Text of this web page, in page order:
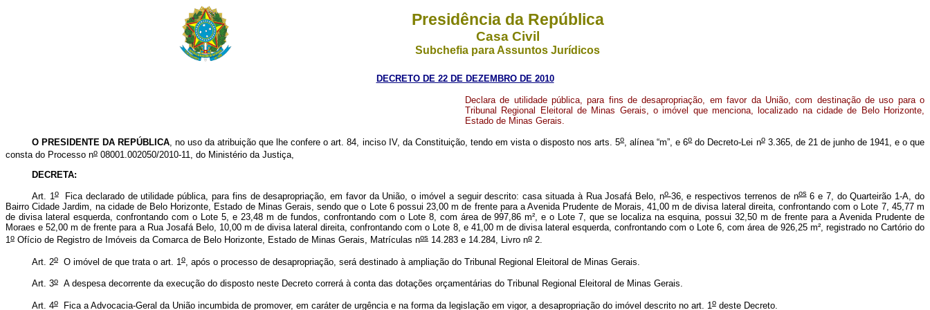
Presidência da República
Casa Civil
Subchefia para Assuntos Jurídicos
DECRETO DE 22 DE DEZEMBRO DE 2010
Declara de utilidade pública, para fins de desapropriação, em favor da União, com destinação de uso para o
Tribunal Regional Eleitoral de Minas Gerais, o imóvel que menciona, localizado na cidade de Belo Horizonte,
Estado de Minas Gerais.
O PRESIDENTE DA REPÚBLICA, no uso da atribuição que lhe confere o art. 84, inciso IV, da Constituição, tendo em vista o disposto nos arts. 5o, alínea “m”, e 6odo Decreto-Lei no3.365, de 21 de junho de 1941, e o que
consta do Processo no 08001.002050/2010-11, do Ministério da Justiça,
DECRETA:
Art. 1oFica declarado de utilidade pública, para fins de desapropriação, em favor da União, o imóvel a seguir descrito: casa situada à Rua Josafá Belo, no 36, e respectivos terrenos de nos6 e 7, do Quarteirão 1-A, do
Bairro Cidade Jardim, na cidade de Belo Horizonte, Estado de Minas Gerais, sendo que o Lote 6 possui 23,00 m de frente para a Avenida Prudente de Morais, 41,00 m de divisa lateral direita, confrontando com o Lote 7, 45,77 m
de divisa lateral esquerda, confrontando com o Lote 5, e 23,48 m de fundos, confrontando com o Lote 8, com área de 997,86 m², e o Lote 7, que se localiza na esquina, possui 32,50 m de frente para a Avenida Prudente de
Moraes e 52,00 m de frente para a Rua Josafá Belo, 10,00 m de divisa lateral direita, confrontando com o Lote 8, e 41,00 m de divisa lateral esquerda, confrontando com o Lote 6, com área de 926,25 m², registrado no Cartório do
1o Ofício de Registro de Imóveis da Comarca de Belo Horizonte, Estado de Minas Gerais, Matrículas nos 14.283 e 14.284, Livro no 2.
Art. 2oO imóvel de que trata o art. 1o, após o processo de desapropriação, será destinado à ampliação do Tribunal Regional Eleitoral de Minas Gerais.
Art. 3oA despesa decorrente da execução do disposto neste Decreto correrá à conta das dotações orçamentárias do Tribunal Regional Eleitoral de Minas Gerais.
Art. 4oFica a Advocacia-Geral da União incumbida de promover, em caráter de urgência e na forma da legislação em vigor, a desapropriação do imóvel descrito no art. 1odeste Decreto.